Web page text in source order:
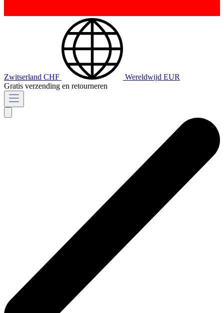
Zwitserland CHF Wereldwijd EUR
Gratis verzending en retourneren